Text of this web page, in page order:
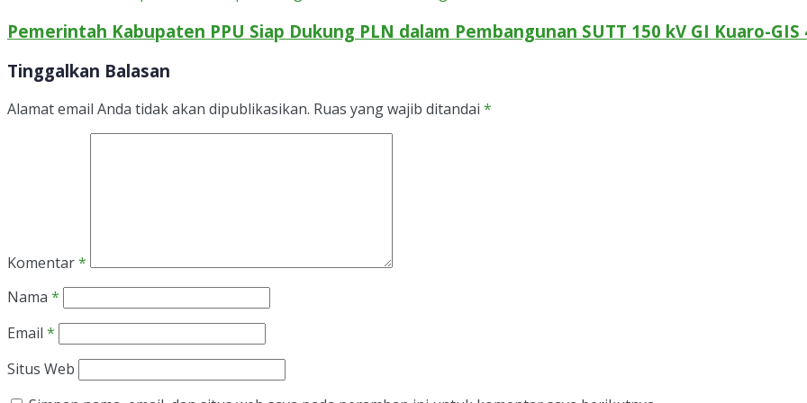
Pemerintah Kabupaten PPU Siap Dukung PLN dalam Pembangunan SUTT 150 kV GI Kuaro-GIS
Tinggalkan Balasan
Alamat email Anda tidak akan dipublikasikan. Ruas yang wajib ditandai *
Komentar*
Nama *
Email *
Situs Web